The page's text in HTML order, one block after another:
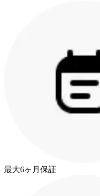
最大6ヶ月保証